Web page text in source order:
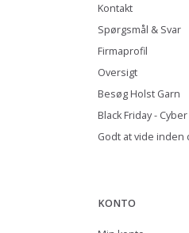
Kontakt
Spørgsmål & Svar
Firmaprofil
Oversigt
Besøg Holst Garn
Black Friday -
Godt at vide inden
KONTO